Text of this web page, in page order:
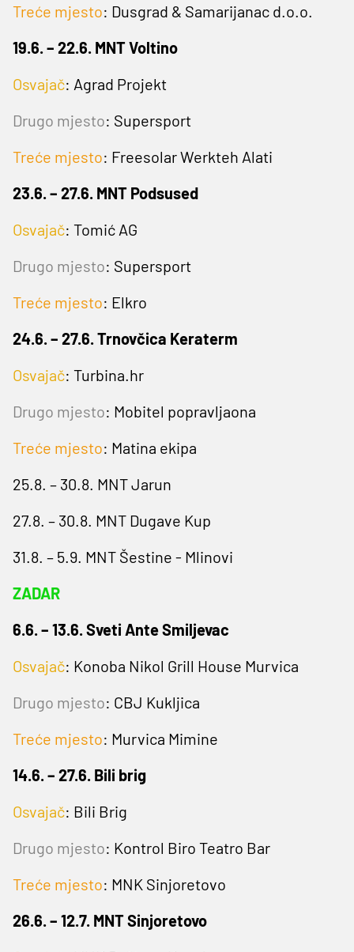
Treće mjesto: Dusgrad & Samarijanac d.o.o.
19.6. – 22.6. MNT Voltino
Osvajač: Agrad Projekt
Drugo mjesto: Supersport
Treće mjesto: Freesolar Werkteh Alati
23.6. – 27.6. MNT Podsused
Osvajač: Tomić AG
Drugo mjesto: Supersport
Treće mjesto: Elkro
24.6. – 27.6. Trnovčica Keraterm
Osvajač: Turbina.hr
Drugo mjesto: Mobitel popravljaona
Treće mjesto: Matina ekipa
25.8. – 30.8. MNT Jarun
27.8. – 30.8. MNT Dugave Kup
31.8. – 5.9. MNT Šestine - Mlinovi
ZADAR
6.6. – 13.6. Sveti Ante Smiljevac
Osvajač: Konoba Nikol Grill House Murvica
Drugo mjesto: CBJ Kukljica
Treće mjesto: Murvica Mimine
14.6. – 27.6. Bili brig
Osvajač: Bili Brig
Drugo mjesto: Kontrol Biro Teatro Bar
Treće mjesto: MNK Sinjoretovo
26.6. – 12.7. MNT Sinjoretovo